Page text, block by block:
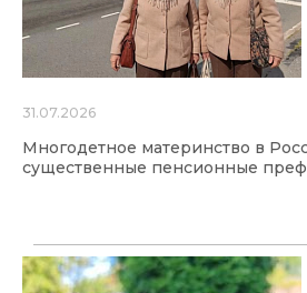
31.07.2026
Многодетное материнство в
существенные пенсионные